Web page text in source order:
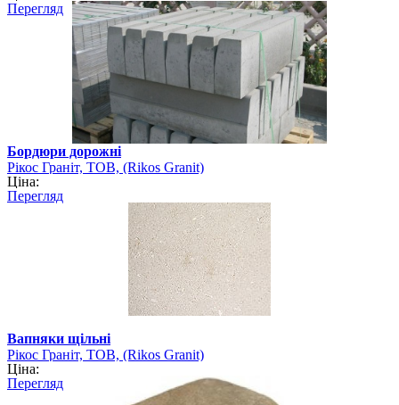
Перегляд
Бордюри дорожні
Рікос Граніт, ТОВ, (Rikos Granit)
Ціна:
Перегляд
Вапняки щільні
Рікос Граніт, ТОВ, (Rikos Granit)
Ціна:
Перегляд